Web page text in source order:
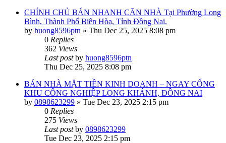
CHÍNH CHỦ BÁN NHANH CĂN NHÀ Tại Phường Long
Bình, Thành Phố Biên Hòa, Tỉnh Đồng Nai.
by huong8596ptn » Thu Dec 25, 2025 8:08 pm
0 Replies
362 Views
Last postby huong8596ptn
Thu Dec 25, 2025 8:08 pm
BÁN NHÀ MẶT TIỀN KINH DOANH – NGAY CỔNG
KHU CÔNG NGHIỆP LONG KHÁNH, ĐỒNG NAI
by 0898623299 » Tue Dec 23, 2025 2:15 pm
0 Replies
275 Views
Last postby 0898623299
Tue Dec 23, 2025 2:15 pm